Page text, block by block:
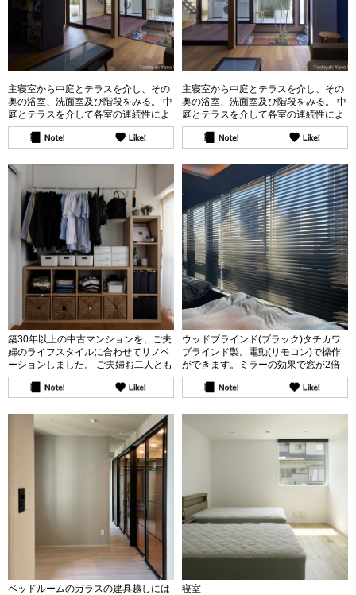
主寝室から中庭とテラスを介し、その
奥の浴室、洗面室及び階段をみる。 中
庭とテラスを介して各室の連続性によ
り空間の広がりを体感できる。
主寝室から中庭とテラスを介し、その
奥の浴室、洗面室及び階段をみる。 中
庭とテラスを介して各室の連続性によ
り空間の広がりを体感できる。
築30年以上の中古マンションを、ご夫
婦のライフスタイルに合わせてリノベ
ーションしました。 ご夫婦お二人とも
がお料理好きということもあり、暮ら
しの中心にキッチンを配置しました。
しながら家族や友人と自然に会話が生
まれる空間にしています。 また、奥様
の「洋服も楽しみたい」という希望か
ら、ショーケースのような収納を設
置。お気に入りの服を魅せながら収納
でき、リビングでくつろいだり、お料
理を楽しみながらでもお洋服を眺める
ことができます。既存壁を活かしなが
ら、壁を減らして広くつなげたリビン
グは、家のどこにいても家族の気配を
感じられる開放的な空間に。必要な場
所にはしっかり収納を配置し、すっき
りと快適に暮らせる工夫も取り入れて
います。
ウッドブラインド(ブラック)タチカワ
ブラインド製。電動(リモコン)で操作
ができます。ミラーの効果で窓が2倍
に見える工夫。
ベッドルームのガラスの建具越しには
寝室